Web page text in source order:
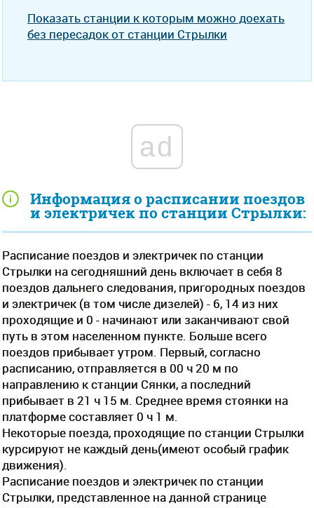
Информация о расписании поездов
и электричек по станции Стрылки:
Расписание поездов и электричек по станции
Стрылки на сегодняшний день включает в себя 8
поездов дальнего следования, пригородных поездов
и электричек (в том числе дизелей) - 6, 14 из них
проходящие и 0 - начинают или заканчивают свой
путь в этом населенном пункте. Больше всего
поездов прибывает утром. Первый, согласно
расписанию, отправляется в 00 ч 20 м по
направлению к станции Сянки, а последний
прибывает в 21 ч 15 м. Среднее время стоянки на
платформе составляет 0 ч 1 м.
Некоторые поезда, проходящие по станции Стрылки
курсируют не каждый день(имеют особый график
движения).
Расписание поездов и электричек по станции
Стрылки, представленное на данной странице
Показать станции к которым можно доехать
без пересадок от станции Стрылки
ad